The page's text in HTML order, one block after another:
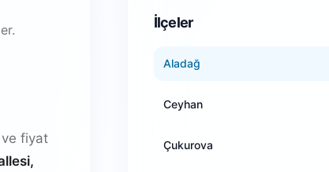
ve fiyat
İlçeler
Aladağ
Ceyhan
Çukurova